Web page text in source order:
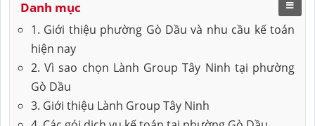
Danh mục
1. Giới thiệu phường Gò Dầu và nhu cầu kế toán
hiện nay
2. Vì sao chọn Lành Group Tây Ninh tại phường
Gò Dầu
3. Giới thiệu Lành Group Tây Ninh